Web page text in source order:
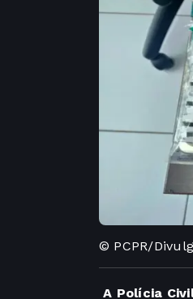
© PCPR/
A Polícia